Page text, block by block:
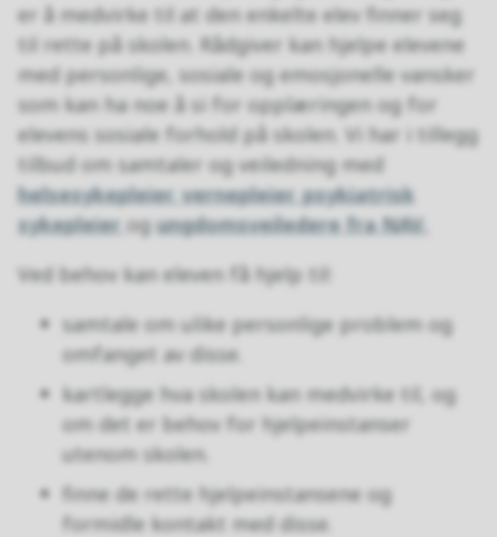
er å medvirke til at den enkelte elev finner seg
til rette på skolen. Rådgiver kan hjelpe elevene
med personlige, sosiale og emosjonelle vansker
som kan ha noe å si for opplæringen og for
elevens sosiale forhold på skolen. Vi har i tillegg
tilbud om samtaler og veiledning med
helsesykepleier, vernepleier, psykiatrisk
sykepleier ogungdomsveiledere fra NAV.
Ved behov kan eleven få hjelp til:
samtale om ulike personlige problem og
omfanget av disse.
kartlegge hva skolen kan medvirke til, og
om det er behov for hjelpeinstanser
utenom skolen.
finne de rette hjelpeinstansene og
formidle kontakt med disse.